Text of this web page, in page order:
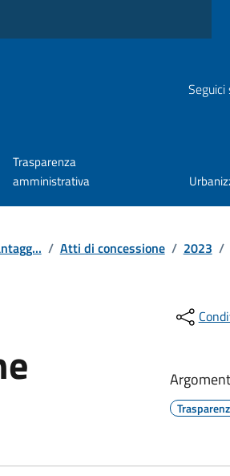
Seguici
Trasparenza
amministrativa
/ Atti di concessione / 2023 /